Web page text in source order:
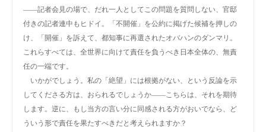
――記者会見の場で、だれ一人としてこの問題を質問しない、官邸
付きの記者連中もヒドイ。「不開催」を公約に掲げた候補を押しの
け、「開催」を訴えて、都知事に再選されたオバハンのダンマリ。
これらすべては、全世界に向けて責任を負うべき日本全体の、無責
任の一端です。
いかがでしょう。私の「絶望」には根拠がない、という反論を示
してくださる方は、おられるでしょうか――こちらは、それを期待
します。逆に、もし当方の言い分に同感される方がおいでなら、ど
ういう形で責任を果たすべきだと考えられますか？